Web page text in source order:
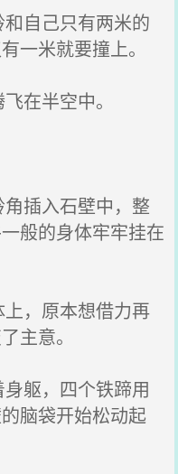
自己只有两米的
一米就要撞上。
在半空中。
插入石壁中，整
般的身体牢牢挂在
，原本想借力再
主意。
躯，四个铁蹄用
脑袋开始松动起